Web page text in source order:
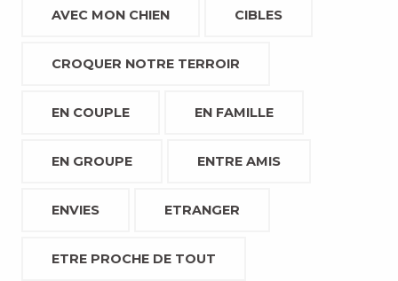
AVEC MON CHIEN CIBLES
CROQUER NOTRE TERROIR
EN COUPLE EN FAMILLE
EN GROUPE ENTRE AMIS
ENVIES ETRANGER
ETRE PROCHE DE TOUT